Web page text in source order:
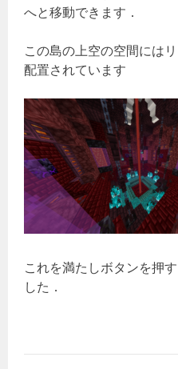
へと移動できます．
この島の上空の空間には
配置されています
これを満たしボタンを押
した．